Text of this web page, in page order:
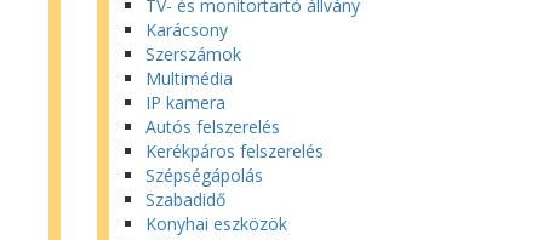
TV- és monitortartó állvány
Karácsony
Szerszámok
Multimédia
IP kamera
Autós felszerelés
Kerékpáros felszerelés
Szépségápolás
Szabadidő
Konyhai eszközök